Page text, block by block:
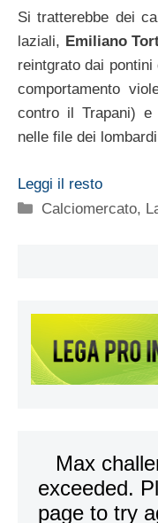
Si tratterebbe dei
laziali, Emiliano
reintgrato dai
comportamento
contro il Trapani)
nelle file dei
Leggi il resto
Categorie
Calciomercato,